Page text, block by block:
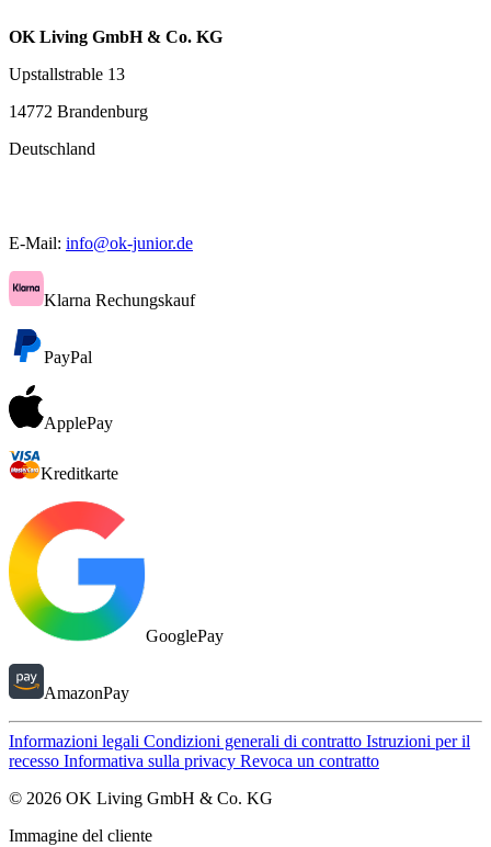
OK Living GmbH & Co. KG
Upstallstrable 13
14772 Brandenburg
Deutschland
E-Mail: info@ok-junior.de
Klarna Rechungskauf
PayPal
ApplePay
Kreditkarte
GooglePay
AmazonPay
Informazioni legali Condizioni generali di contratto Istruzioni per il
recesso Informativa sulla privacy Revoca un contratto
© 2026 OK Living GmbH & Co. KG
Immagine del cliente